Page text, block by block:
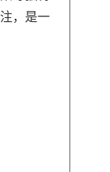
，是一